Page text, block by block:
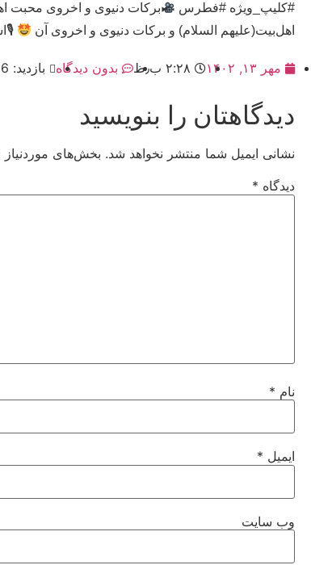
#کلیپ_ویژه #فطرس برکات دنیوی و اخروی محبت
اهل‌بیت(علیهم السلام) و برکات دنیوی و اخروی آن
مهر ۱۳, ۱۴۰۲ ۲:۲۸ ب٫ظ بدون دیدگاه بازدید: 256
دیدگاهتان را بنویسید
نشانی ایمیل شما منتشر نخواهد شد. بخش‌های
دیدگاه *
نام *
ایمیل *
وب‌ سایت